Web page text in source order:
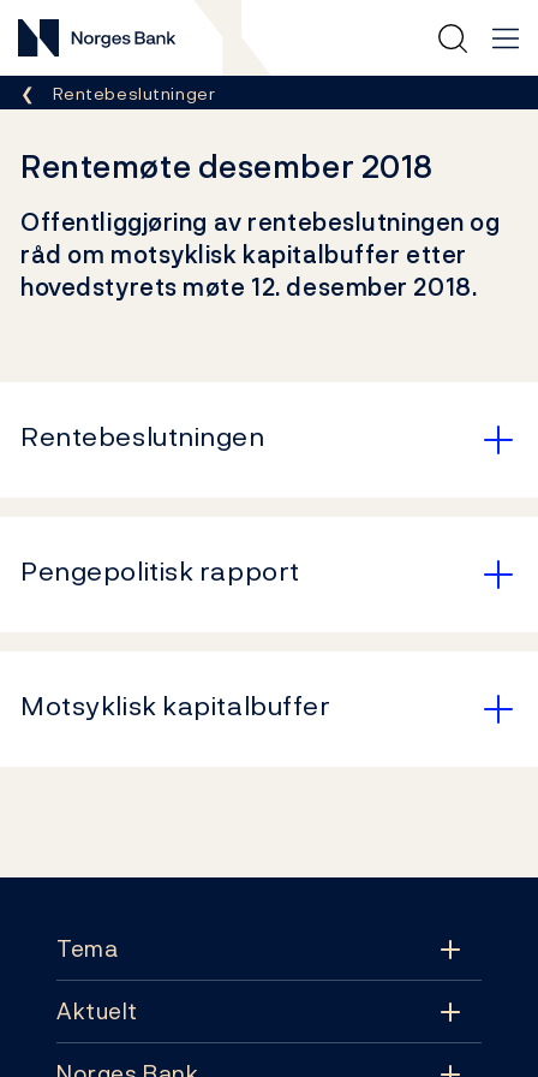
Norges Bank
Her er du nå:
Rentebeslutninger
Rentemøte desember 2018
Offentliggjøring av rentebeslutningen og
råd om motsyklisk kapitalbuffer etter
hovedstyrets møte 12. desember 2018.
Rentebeslutningen
Pengepolitisk rapport
Motsyklisk kapitalbuffer
Tema
Tema
Aktuelt